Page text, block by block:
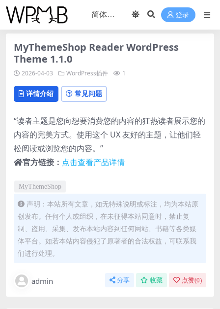
登录
MyThemeShop Reader WordPress
Theme 1.1.0
2026-04-03 WordPress插件 1
详情介绍 常见问题
“读者主题是您向想要消费您的内容的狂热读者展示您的
内容的完美方式。使用这个 UX 友好的主题，让他们轻
松阅读或浏览您的内容。”
官方链接： 点击查看产品详情
MyThemeShop
声明：本站所有文章，如无特殊说明或标注，均为本站原
创发布。任何个人或组织，在未征得本站同意时，禁止复
制、盗用、采集、发布本站内容到任何网站、书籍等各类媒
体平台。如若本站内容侵犯了原著者的合法权益，可联系我
们进行处理。
admin 分享 收藏 点赞(0)